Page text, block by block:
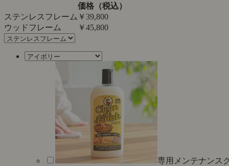
価格（税込）
ステンレスフレーム ￥39,800
ウッドフレーム
￥45,800
専用メンテナンス